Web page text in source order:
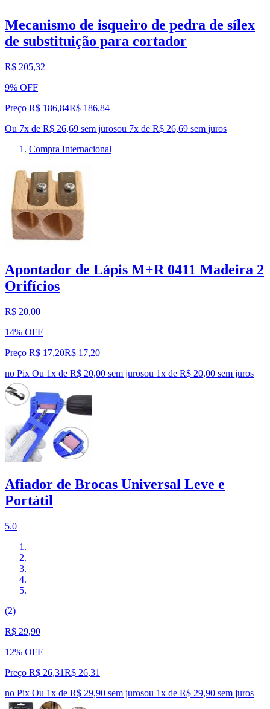
Mecanismo de isqueiro de pedra de sílex
de substituição para cortador
R$ 205,32
9% OFF
Preço R$ 186,84R$ 186,84
Ou 7x de R$ 26,69 sem jurosou 7x de R$ 26,69 sem juros
Compra Internacional
Apontador de Lápis M+R 0411 Madeira 2
Orifícios
R$ 20,00
14% OFF
Preço R$ 17,20R$ 17,20
no Pix Ou 1x de R$ 20,00 sem jurosou 1x de R$ 20,00 sem juros
Afiador de Brocas Universal Leve e
Portátil
5.0
(2)
R$ 29,90
12% OFF
Preço R$ 26,31R$ 26,31
no Pix Ou 1x de R$ 29,90 sem jurosou 1x de R$ 29,90 sem juros